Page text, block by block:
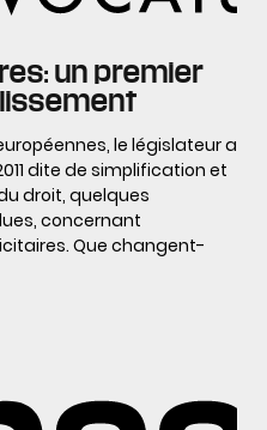
un premier
le législateur a
dite de simplification et
droit, quelques
concernant
Que changent-